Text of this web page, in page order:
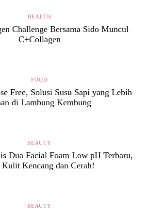
HEALTH
Challenge Bersama Sido Muncul
C+Collagen
FOOD
Free, Solusi Susu Sapi yang Lebih
di Lambung Kembung
BEAUTY
Dua Facial Foam Low pH Terbaru,
Kulit Kencang dan Cerah!
BEAUTY